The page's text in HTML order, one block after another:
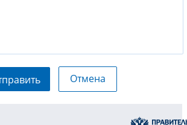
Отмена